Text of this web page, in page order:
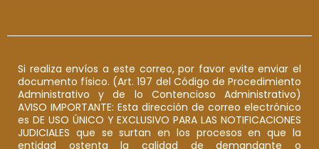
Si realiza envíos a este correo, por favor evite enviar el
documento físico. (Art. 197 del Código de Procedimiento
Administrativo y de lo Contencioso Administrativo)
AVISO IMPORTANTE: Esta dirección de correo electrónico
es DE USO ÚNICO Y EXCLUSIVO PARA LAS NOTIFICACIONES
JUDICIALES que se surtan en los procesos en que la
entidad ostenta la calidad de demandante o